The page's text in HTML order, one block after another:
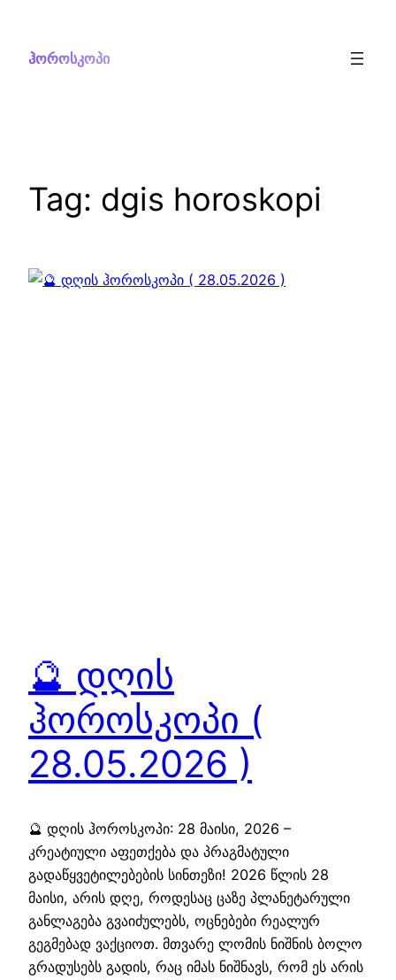
content
ჰოროსკოპი
Tag: dgis horoskopi
🔮 დღის
ჰოროსკოპი (
28.05.2026 )
🔮 დღის ჰოროსკოპი: 28 მაისი, 2026 –
კრეატიული აფეთქება და პრაგმატული
გადაწყვეტილებების სინთეზი! 2026 წლის 28
მაისი, არის დღე, როდესაც ცაზე პლანეტარული
განლაგება გვაიძულებს, ოცნებები რეალურ
გეგმებად ვაქციოთ. მთვარე ლომის ნიშნის ბოლო
გრადუსებს გადის, რაც იმას ნიშნავს, რომ ეს არის